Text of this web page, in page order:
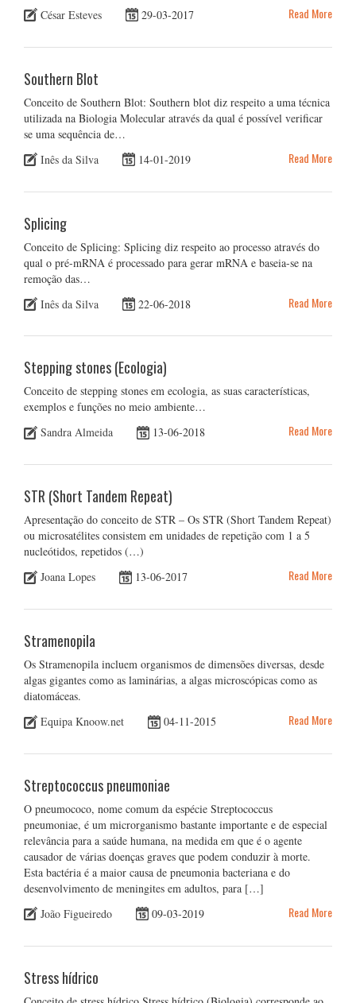
César Esteves
29-03-2017 Read More
Southern Blot
Conceito de Southern Blot: Southern blot diz respeito a uma técnica
utilizada na Biologia Molecular através da qual é possível verificar
se uma sequência de…
Inês da Silva
14-01-2019 Read More
Splicing
Conceito de Splicing: Splicing diz respeito ao processo através do
qual o pré-mRNA é processado para gerar mRNA e baseia-se na
remoção das…
Inês da Silva
22-06-2018 Read More
Stepping stones (Ecologia)
Conceito de stepping stones em ecologia, as suas características,
exemplos e funções no meio ambiente…
Sandra Almeida
13-06-2018 Read More
STR (Short Tandem Repeat)
Apresentação do conceito de STR – Os STR (Short Tandem Repeat)
ou microsatélites consistem em unidades de repetição com 1 a 5
nucleótidos, repetidos (…)
Joana Lopes
13-06-2017 Read More
Stramenopila
Os Stramenopila incluem organismos de dimensões diversas, desde
algas gigantes como as laminárias, a algas microscópicas como as
diatomáceas.
Equipa Knoow.net
04-11-2015 Read More
Streptococcus pneumoniae
O pneumococo, nome comum da espécie Streptococcus
pneumoniae, é um microrganismo bastante importante e de especial
relevância para a saúde humana, na medida em que é o agente
causador de várias doenças graves que podem conduzir à morte.
Esta bactéria é a maior causa de pneumonia bacteriana e do
desenvolvimento de meningites em adultos, para […]
João Figueiredo
09-03-2019 Read More
Stress hídrico